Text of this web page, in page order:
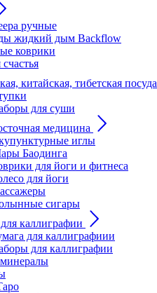
ручные
жидкий дым Backflow
коврики
китайская, тибетская посуда
для суши
медицина
иглы
Баодинга
для йоги и фитнеса
для йоги
сигары
каллиграфии
для каллиграфиии
для каллиграфии